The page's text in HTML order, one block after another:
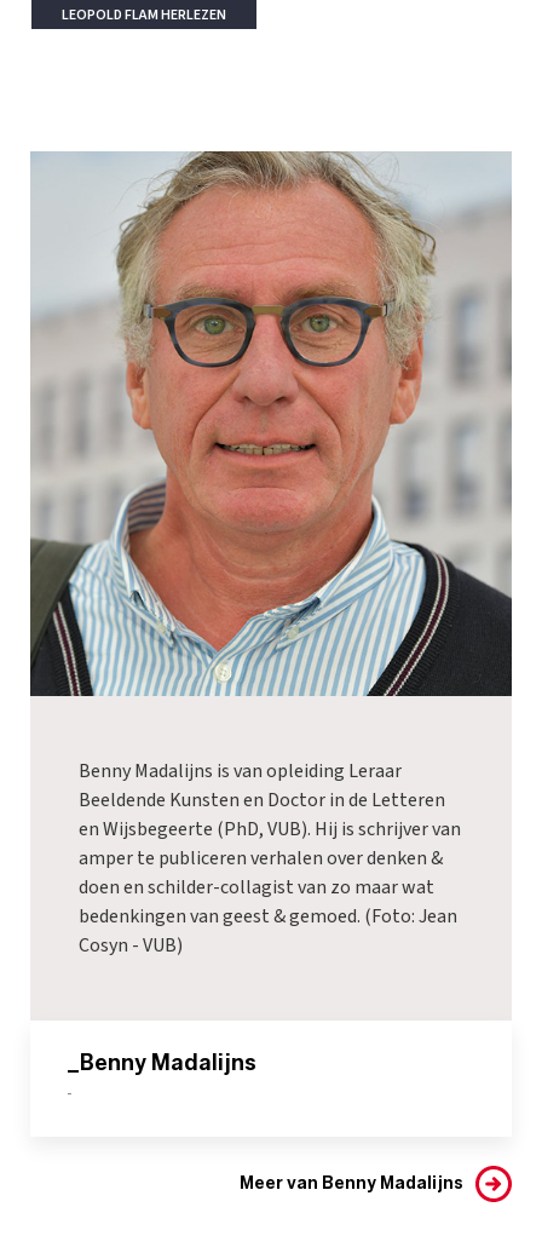
LEOPOLD FLAM HERLEZEN
Benny Madalijns is van opleiding Leraar
Beeldende Kunsten en Doctor in de Letteren
en Wijsbegeerte (PhD, VUB). Hij is schrijver van
amper te publiceren verhalen over denken &
doen en schilder-collagist van zo maar wat
bedenkingen van geest & gemoed. (Foto: Jean
Cosyn - VUB)
_Benny Madalijns
-
Meer van Benny Madalijns